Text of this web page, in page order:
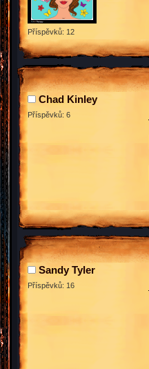
Příspěvků: 12
Chad Kinley
Příspěvků: 6
Sandy Tyler
Příspěvků: 16